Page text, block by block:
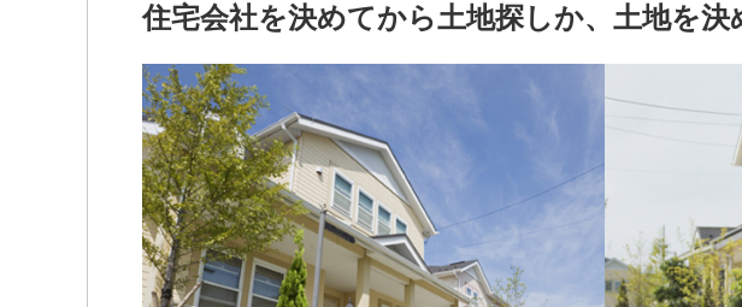
住宅会社を決めてから土地探しか、土地を